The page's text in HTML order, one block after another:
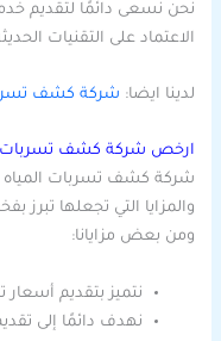
نحن نسعى دائمًا لتقديم
الاعتماد على التقنيات
لدينا ايضا: شركة كشف
ارخص شركة كشف تسربات
شركة كشف تسربات
والمزايا التي تجعلها تبرز
ومن بعض مزايانا:
نتميز بتقديم
نهدف دائمًا إلى